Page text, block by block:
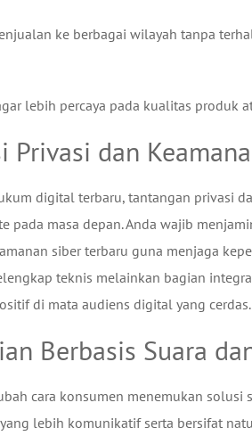
ke berbagai wilayah tanpa
lebih percaya pada kualitas produk
Privasi dan
digital terbaru, tantangan privasi
pada masa depan. Anda wajib
siber terbaru guna menjaga
teknis melainkan bagian
di mata audiens digital yang cerdas.
Berbasis Suara
cara konsumen menemukan
lebih komunikatif serta bersifat